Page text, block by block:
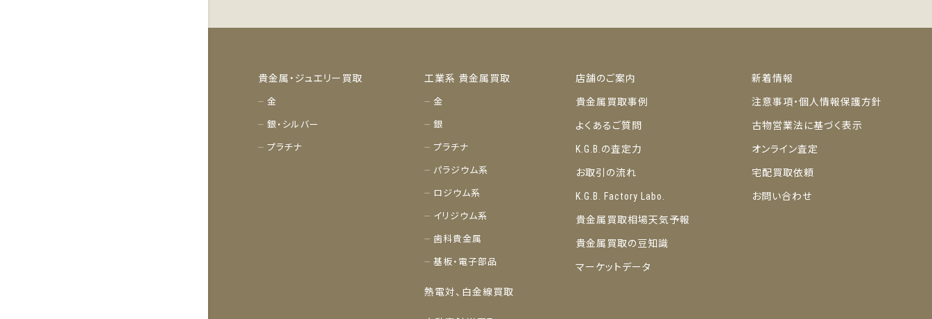
貴金属・ジュエリー買取
金
銀・シルバー
プラチナ
工業系 貴金属買取
金
銀
プラチナ
パラジウム系
ロジウム系
イリジウム系
歯科貴金属
基板・電子部品
熱電対、白金線買取
店舗のご案内
貴金属買取事例
よくあるご質問
K.G.B.の査定力
お取引の流れ
K.G.B. Factory Labo.
貴金属買取相場天気予報
貴金属買取の豆知識
マーケットデータ
新着情報
注意事項・個人情報保護方針
古物営業法に基づく表示
オンライン査定
宅配買取依頼
お問い合わせ